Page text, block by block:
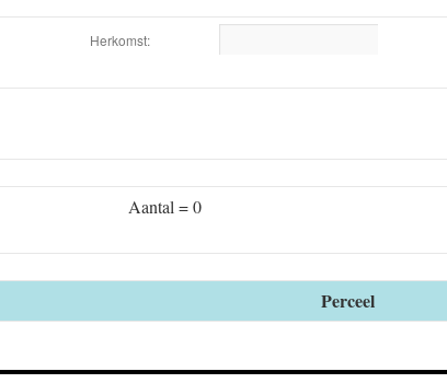
Herkomst:
Aantal = 0
Perceel